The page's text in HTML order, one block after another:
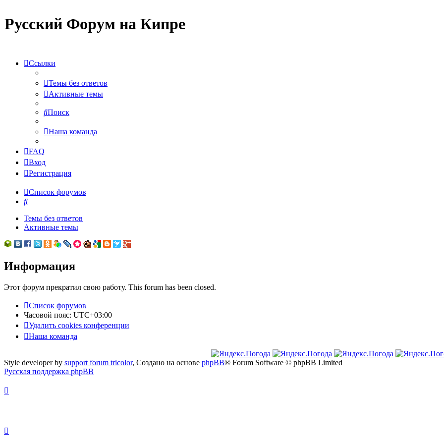
Русский Форум на Кипре
Ссылки
Темы без ответов
Активные темы
Поиск
Наша команда
FAQ
Вход
Регистрация
Список форумов
Поиск
Темы без ответов
Активные темы
Информация
Этот форум прекратил свою работу. This forum has been closed.
Список форумов
Часовой пояс: UTC+03:00
Удалить cookies конференции
Наша команда
Style developer by support forum tricolor, Создано на основе phpBB® Forum Software © phpBB Limited
Русская поддержка phpBB